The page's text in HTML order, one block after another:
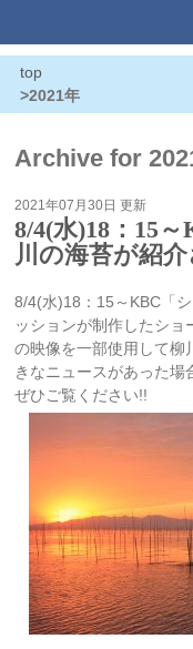
top
>2021年
Archive for
2021年07月30日 更新
8/4(水)18：15
川の海苔が紹
8/4(水)18：15～KBC「
ッションが制作したショ
の映像を一部使用して柳
きなニュースがあった場
ぜひご覧ください!!